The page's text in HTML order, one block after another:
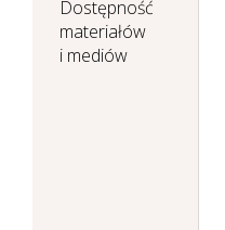
Dostępność
materiałów
i mediów